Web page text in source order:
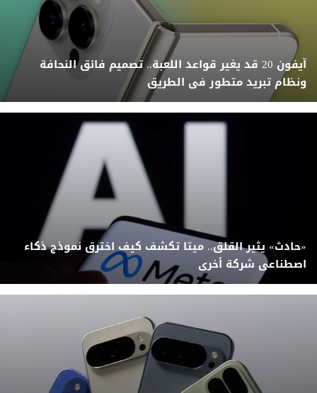
آيفون 20 قد يغير قواعد اللعبة.. تصميم فائق النحافة
ونظام تبريد متطور فى الطريق
«حادث» يثير القلق.. ميتا تكشف كيف اخترق نموذج ذكاء
اصطناعى شركة أخرى